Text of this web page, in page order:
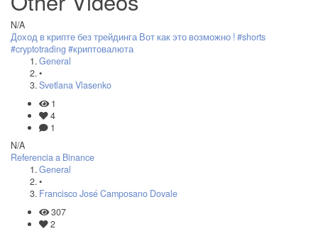
N/A
Доход в крипте без трейдинга Вот как это возможно ! #shorts
#cryptotrading #криптовалюта
General
•
Svetlana Vlasenko
1
4
1
N/A
Referencia a Binance
General
•
Francisco José Camposano Dovale
307
2